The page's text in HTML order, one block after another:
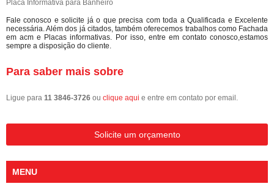
Placa Informativa para Banheiro
Fale conosco e solicite já o que precisa com toda a Qualificada e Excelente
necessária. Além dos já citados, também oferecemos trabalhos como Fachada
em acm e Placas informativas. Por isso, entre em contato conosco,estamos
sempre a disposição do cliente.
Para saber mais sobre
Ligue para 11 3846-3726 ou clique aqui e entre em contato por email.
Solicite um orçamento
MENU